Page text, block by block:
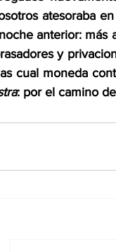
atesoraba
anterior:
y
cual moneda
: por el camino